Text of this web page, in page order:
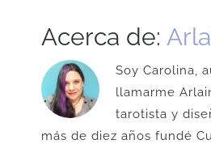
Acerca de:
Soy Carolina,
llamarme
tarotista y
más de diez años fundé